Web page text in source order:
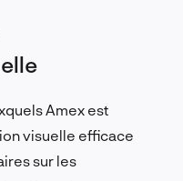
Amex est
visuelle efficace
sur les